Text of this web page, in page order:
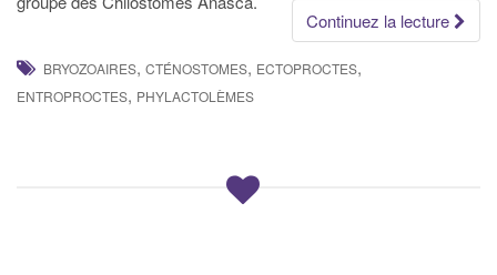
Continuez la lecture
BRYOZOAIRES, CTÉNOSTOMES, ECTOPROCTES,
ENTROPROCTES, PHYLACTOLÈMES